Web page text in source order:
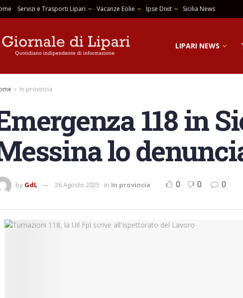
Servizi e Trasporti Lipari Vacanze Eolie Ipse Dixit Sicilia News
LIPARI NEWS
In provincia
118 in
lo
by GdL 26 Agosto 2025 in In provincia 0 0 0